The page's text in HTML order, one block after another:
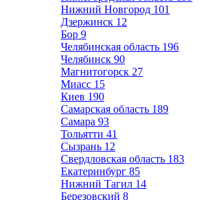
Нижний Новгород 101
Дзержинск 12
Бор 9
Челябинская область 196
Челябинск 90
Магнитогорск 27
Миасс 15
Киев 190
Самарская область 189
Самара 93
Тольятти 41
Сызрань 12
Свердловская область 183
Екатеринбург 85
Нижний Тагил 14
Березовский 8